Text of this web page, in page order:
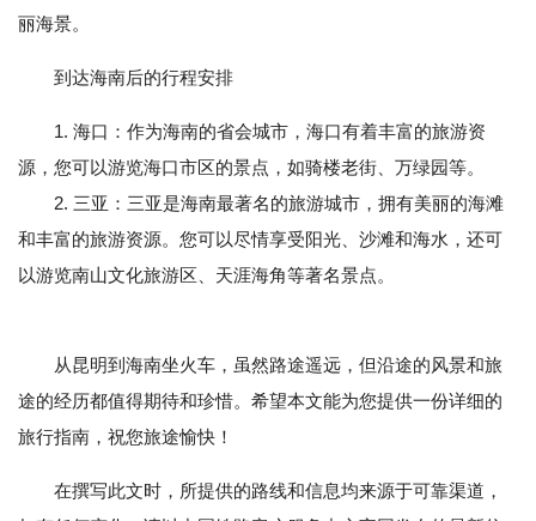
丽海景。
到达海南后的行程安排
1. 海口：作为海南的省会城市，海口有着丰富的旅游资
源，您可以游览海口市区的景点，如骑楼老街、万绿园等。
2. 三亚：三亚是海南最著名的旅游城市，拥有美丽的海滩
和丰富的旅游资源。您可以尽情享受阳光、沙滩和海水，还可
以游览南山文化旅游区、天涯海角等著名景点。
从昆明到海南坐火车，虽然路途遥远，但沿途的风景和旅
途的经历都值得期待和珍惜。希望本文能为您提供一份详细的
旅行指南，祝您旅途愉快！
在撰写此文时，所提供的路线和信息均来源于可靠渠道，